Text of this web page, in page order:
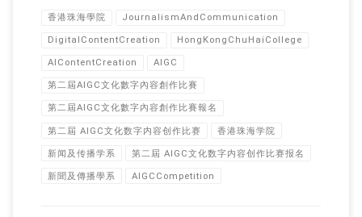
香港珠海學院 JournalismAndCommunication
DigitalContentCreation HongKongChuHaiCollege
AIContentCreation AIGC
第二屆AIGC文化數字內容創作比賽
第二屆AIGC文化數字內容創作比賽報名
第二屆 AIGC文化数字内容创作比赛 香港珠海学院
新闻及传播学系 第二屆 AIGC文化数字内容创作比赛报名
新聞及傳播學系 AIGCCompetition